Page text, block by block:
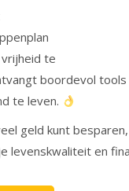
te
boordevol
te leven.
geld kunt
levenskwaliteit en